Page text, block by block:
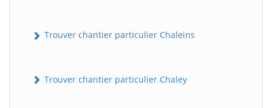
Trouver chantier particulier Chaleins
Trouver chantier particulier Chaley